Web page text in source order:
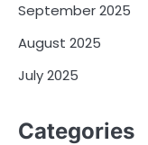
September 2025
August 2025
July 2025
Categories